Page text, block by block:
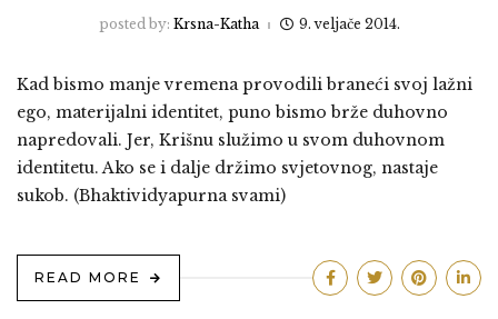
posted by: Krsna-Katha 9. veljače 2014.
Kad bismo manje vremena provodili braneći svoj lažni
ego, materijalni identitet, puno bismo brže duhovno
napredovali. Jer, Krišnu služimo u svom duhovnom
identitetu. Ako se i dalje držimo svjetovnog, nastaje
sukob. (Bhaktividyapurna svami)
READ MORE